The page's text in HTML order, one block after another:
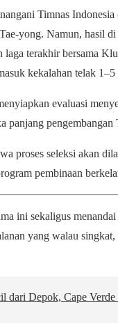
Timnas
yong. Namun, hasil
laga terakhir bersama
kekalahan telak
evaluasi
panjang pengembangan
proses seleksi akan
pembinaan
ini sekaligus
yang walau
dari Depok, Cape